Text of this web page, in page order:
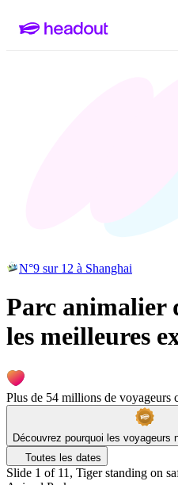
N°9 sur 12 à Shanghai
Parc animalier
les meilleures
Plus de 54 millions de voyageurs
Découvrez pourquoi les voyageurs
Toutes les dates
Slide 1 of 11, Tiger standing on